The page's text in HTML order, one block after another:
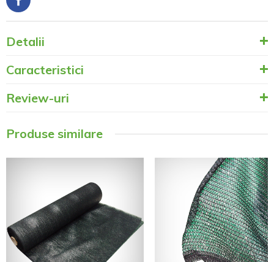
Detalii
Caracteristici
Review-uri
Produse similare